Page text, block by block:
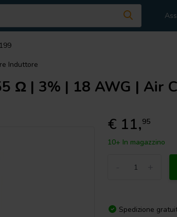
Induttore
Ω | 3% | 18 AWG | Air
€ 11,95
10+ In magazzino
Spedizione